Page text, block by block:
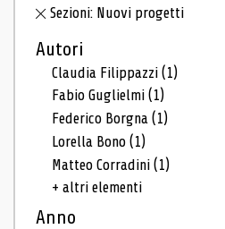
Sezioni: Nuovi progetti
Autori
Claudia Filippazzi(1)
Fabio Guglielmi(1)
Federico Borgna(1)
Lorella Bono(1)
Matteo Corradini(1)
+ altri elementi
Anno